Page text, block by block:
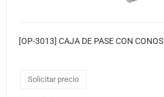
[OP-3013] CAJA DE PASE CON CONOS
Solicitar precio